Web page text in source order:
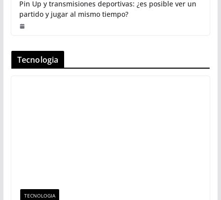
Pin Up y transmisiones deportivas: ¿es posible ver un
partido y jugar al mismo tiempo?
Tecnologia
TECNOLOGIA